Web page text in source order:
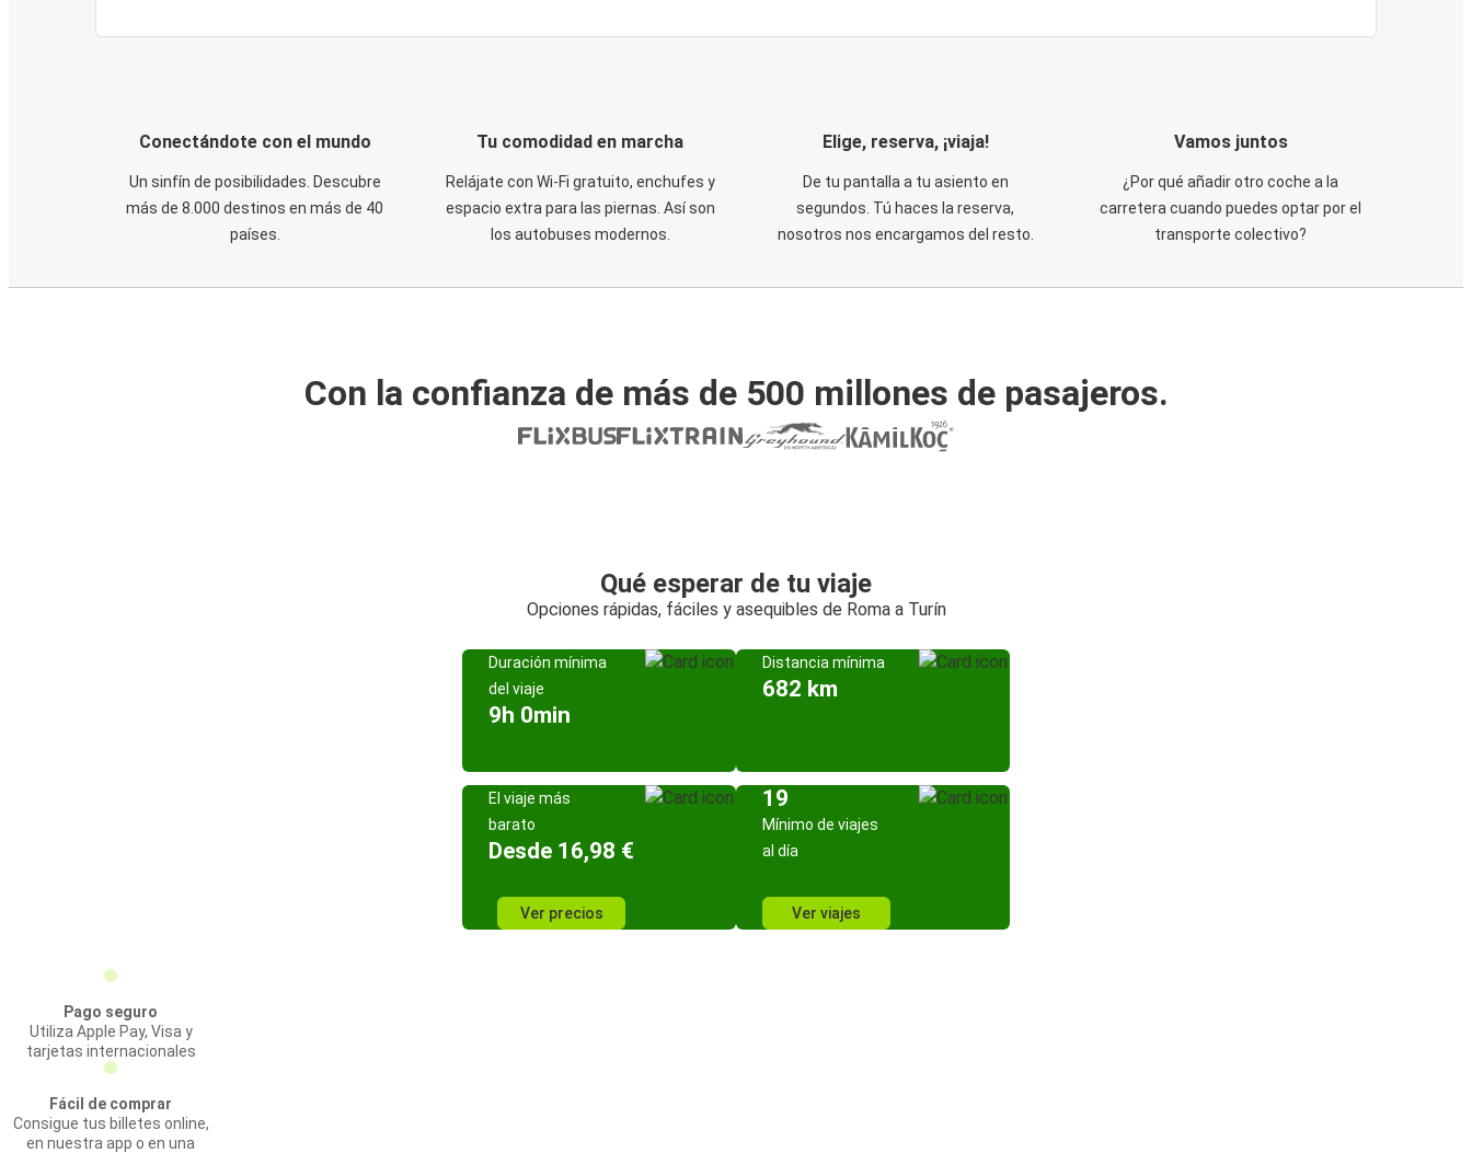
Conectándote con el mundo
Un sinfín de posibilidades. Descubre
más de 8.000 destinos en más de 40
países.
Tu comodidad en marcha
Relájate con Wi-Fi gratuito, enchufes y
espacio extra para las piernas. Así son
los autobuses modernos.
Elige, reserva, ¡viaja!
De tu pantalla a tu asiento en
segundos. Tú haces la reserva,
nosotros nos encargamos del resto.
Vamos juntos
¿Por qué añadir otro coche a la
carretera cuando puedes optar por el
transporte colectivo?
Con la confianza de más de 500 millones de pasajeros.
Qué esperar de tu viaje
Opciones rápidas, fáciles y asequibles de Roma a Turín
Duración mínima
del viaje
9h 0min
Distancia mínima
682 km
El viaje más
barato
Desde 16,98 €
Ver precios
19
Mínimo de viajes
al día
Ver viajes
Pago seguro
Utiliza Apple Pay, Visa y
tarjetas internacionales
Fácil de comprar
Consigue tus billetes online,
en nuestra app o en una